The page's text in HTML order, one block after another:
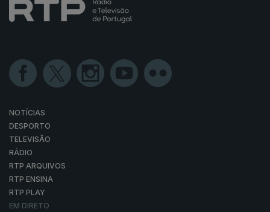
NOTÍCIAS
DESPORTO
TELEVISÃO
RÁDIO
RTP ARQUIVOS
RTP ENSINA
RTP PLAY
EM DIRETO